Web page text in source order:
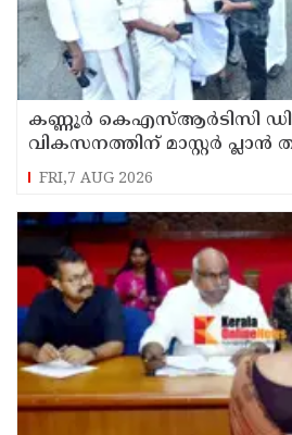
കണ്ണൂർ കെഎസ്ആർടിസി
വികസനത്തിന് മാസ്റ്റർ പ്ലാൻ
സമർപ്പിക്കും : ടി ഒ
FRI,7 AUG 2026